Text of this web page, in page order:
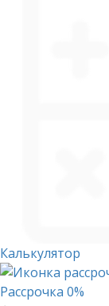
Калькулятор
Рассрочка 0%